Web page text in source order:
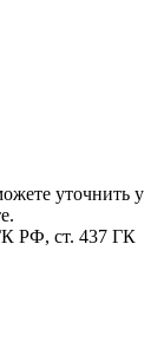
уточнить у
РФ, cт. 437 ГК